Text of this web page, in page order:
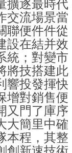
擴逐最時代
交流場景當
聯便件件從
設在結并效
統；對變市
將技搭建此
響投發揮快
增對銷售便
又門了庫序
大簡里中確
本程，其整